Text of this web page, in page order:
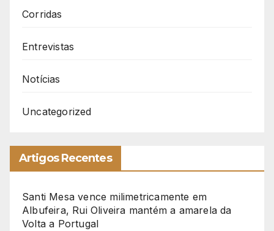
Corridas
Entrevistas
Notícias
Uncategorized
Artigos Recentes
Santi Mesa vence milimetricamente em
Albufeira, Rui Oliveira mantém a amarela da
Volta a Portugal